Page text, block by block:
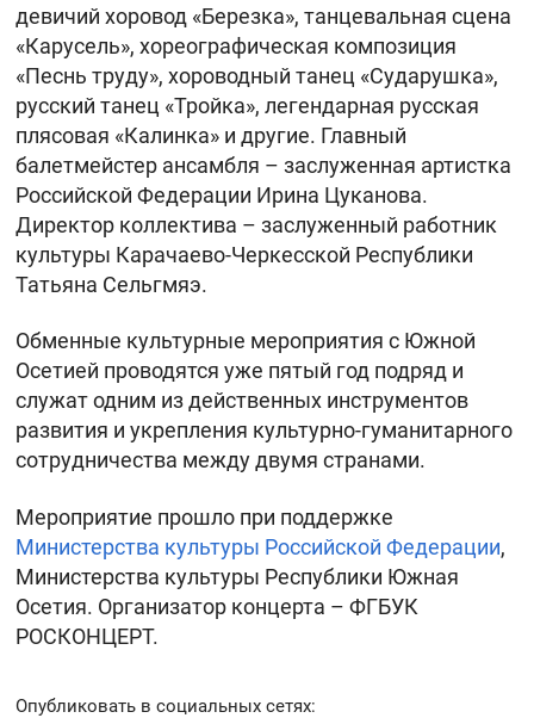
девичий хоровод «Березка», танцевальная сцена
«Карусель», хореографическая композиция
«Песнь труду», хороводный танец «Сударушка»,
русский танец «Тройка», легендарная русская
плясовая «Калинка» и другие. Главный
балетмейстер ансамбля – заслуженная артистка
Российской Федерации Ирина Цуканова.
Директор коллектива – заслуженный работник
культуры Карачаево-Черкесской Республики
Татьяна Сельгмяэ.
Обменные культурные мероприятия с Южной
Осетией проводятся уже пятый год подряд и
служат одним из действенных инструментов
развития и укрепления культурно-гуманитарного
сотрудничества между двумя странами.
Мероприятие прошло при поддержке
Министерства культуры Российской Федерации,
Министерства культуры Республики Южная
Осетия. Организатор концерта – ФГБУК
РОСКОНЦЕРТ.
Опубликовать в социальных сетях: